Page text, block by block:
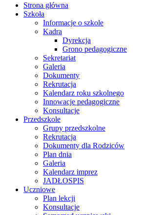
Strona główna
Szkoła
Informacje o szkole
Kadra
Dyrekcja
Grono pedagogiczne
Sekretariat
Galeria
Dokumenty
Rekrutacja
Kalendarz roku szkolnego
Innowacje pedagogiczne
Konsultacje
Przedszkole
Grupy przedszkolne
Rekrutacja
Dokumenty dla Rodziców
Plan dnia
Galeria
Kalendarz imprez
JADŁOSPIS
Uczniowe
Plan lekcji
Konsultacje